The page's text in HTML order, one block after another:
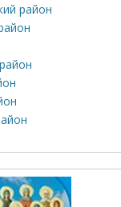
район